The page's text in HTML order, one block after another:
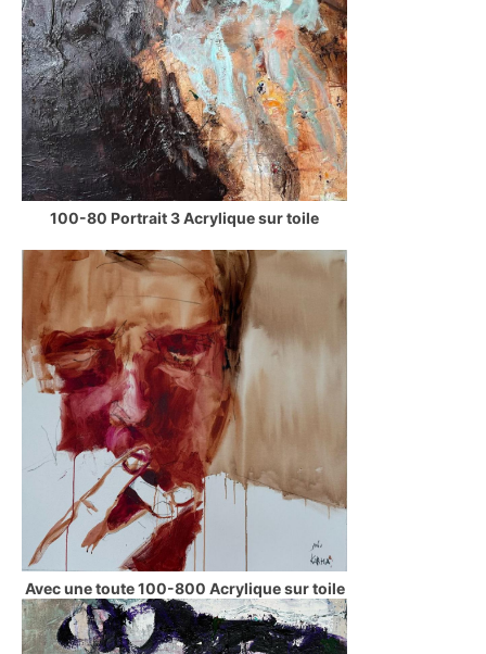
100-80 Portrait 3 Acrylique sur toile
Avec une toute 100-800 Acrylique sur toile